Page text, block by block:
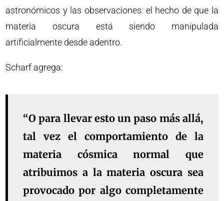
astronómicos y las observaciones: el hecho de que la
materia oscura está siendo manipulada
artificialmente desde adentro.
Scharf agrega:
“O para llevar esto un paso más allá,
tal vez el comportamiento de la
materia cósmica normal que
atribuimos a la materia oscura sea
provocado por algo completamente